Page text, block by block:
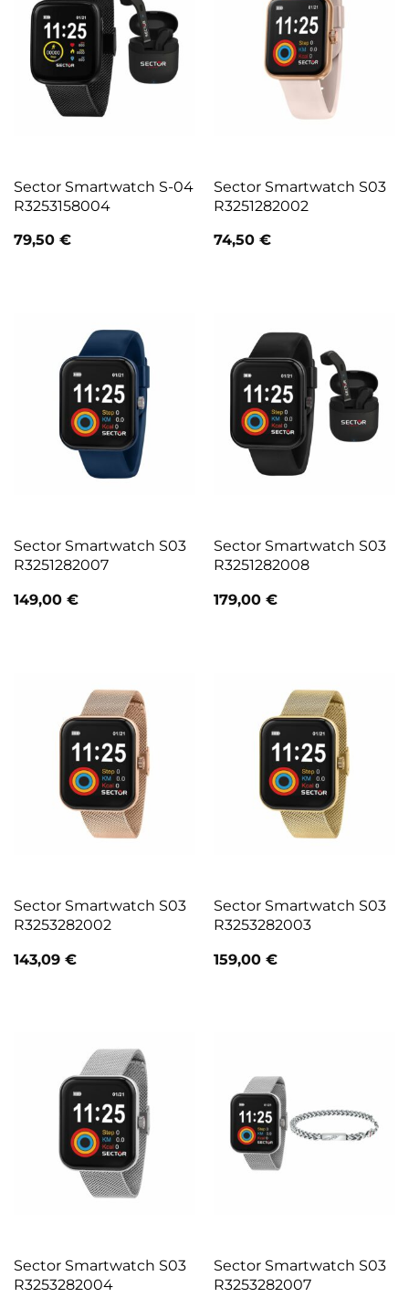
Sector Smartwatch S-04
R3253158004
79,50 €
Sector Smartwatch S03
R3251282002
74,50 €
Sector Smartwatch S03
R3251282007
149,00 €
Sector Smartwatch S03
R3251282008
179,00 €
Sector Smartwatch S03
R3253282002
143,09 €
Sector Smartwatch S03
R3253282003
159,00 €
Sector Smartwatch S03
R3253282004
Sector Smartwatch S03
R3253282007